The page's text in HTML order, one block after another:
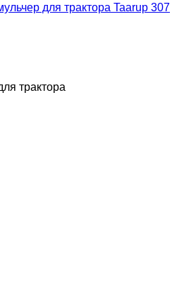
для трактора Taarup 307
трактора